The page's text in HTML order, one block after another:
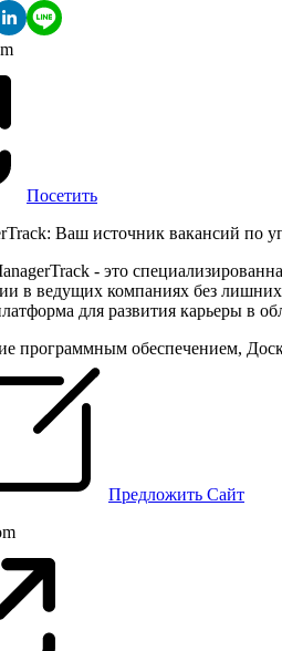
Посетить
Ваш источник вакансий по
- это
в ведущих компаниях без лишних
для развития карьеры в
программным обеспечением,
Предложить Сайт